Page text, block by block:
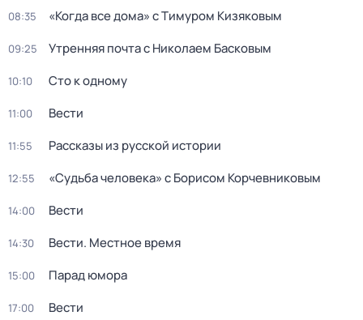
08:35 «Когда все дома» с Тимуром Кизяковым
09:25 Утренняя почта с Николаем Басковым
10:10 Сто к одному
11:00 Вести
11:55 Рассказы из русской истории
12:55 «Судьба человека» с Борисом Корчевниковым
14:00 Вести
14:30 Вести. Местное время
15:00 Парад юмора
17:00 Вести